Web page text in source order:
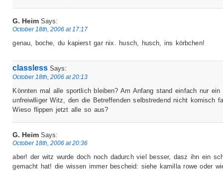
G. Heim Says:
October 18th, 2006 at 17:17
genau, boche, du kapierst gar nix. husch, husch, ins körbchen!
classless Says:
October 18th, 2006 at 20:13
Könnten mal alle sportlich bleiben? Am Anfang stand einfach nur ein
unfreiwlliger Witz, den die Betreffenden selbstredend nicht komisch
Wieso flippen jetzt alle so aus?
G. Heim Says:
October 18th, 2006 at 20:36
aber! der witz wurde doch noch dadurch viel besser, dasz ihn ein
gemacht hat! die wissen immer bescheid: siehe kamilla rowe oder